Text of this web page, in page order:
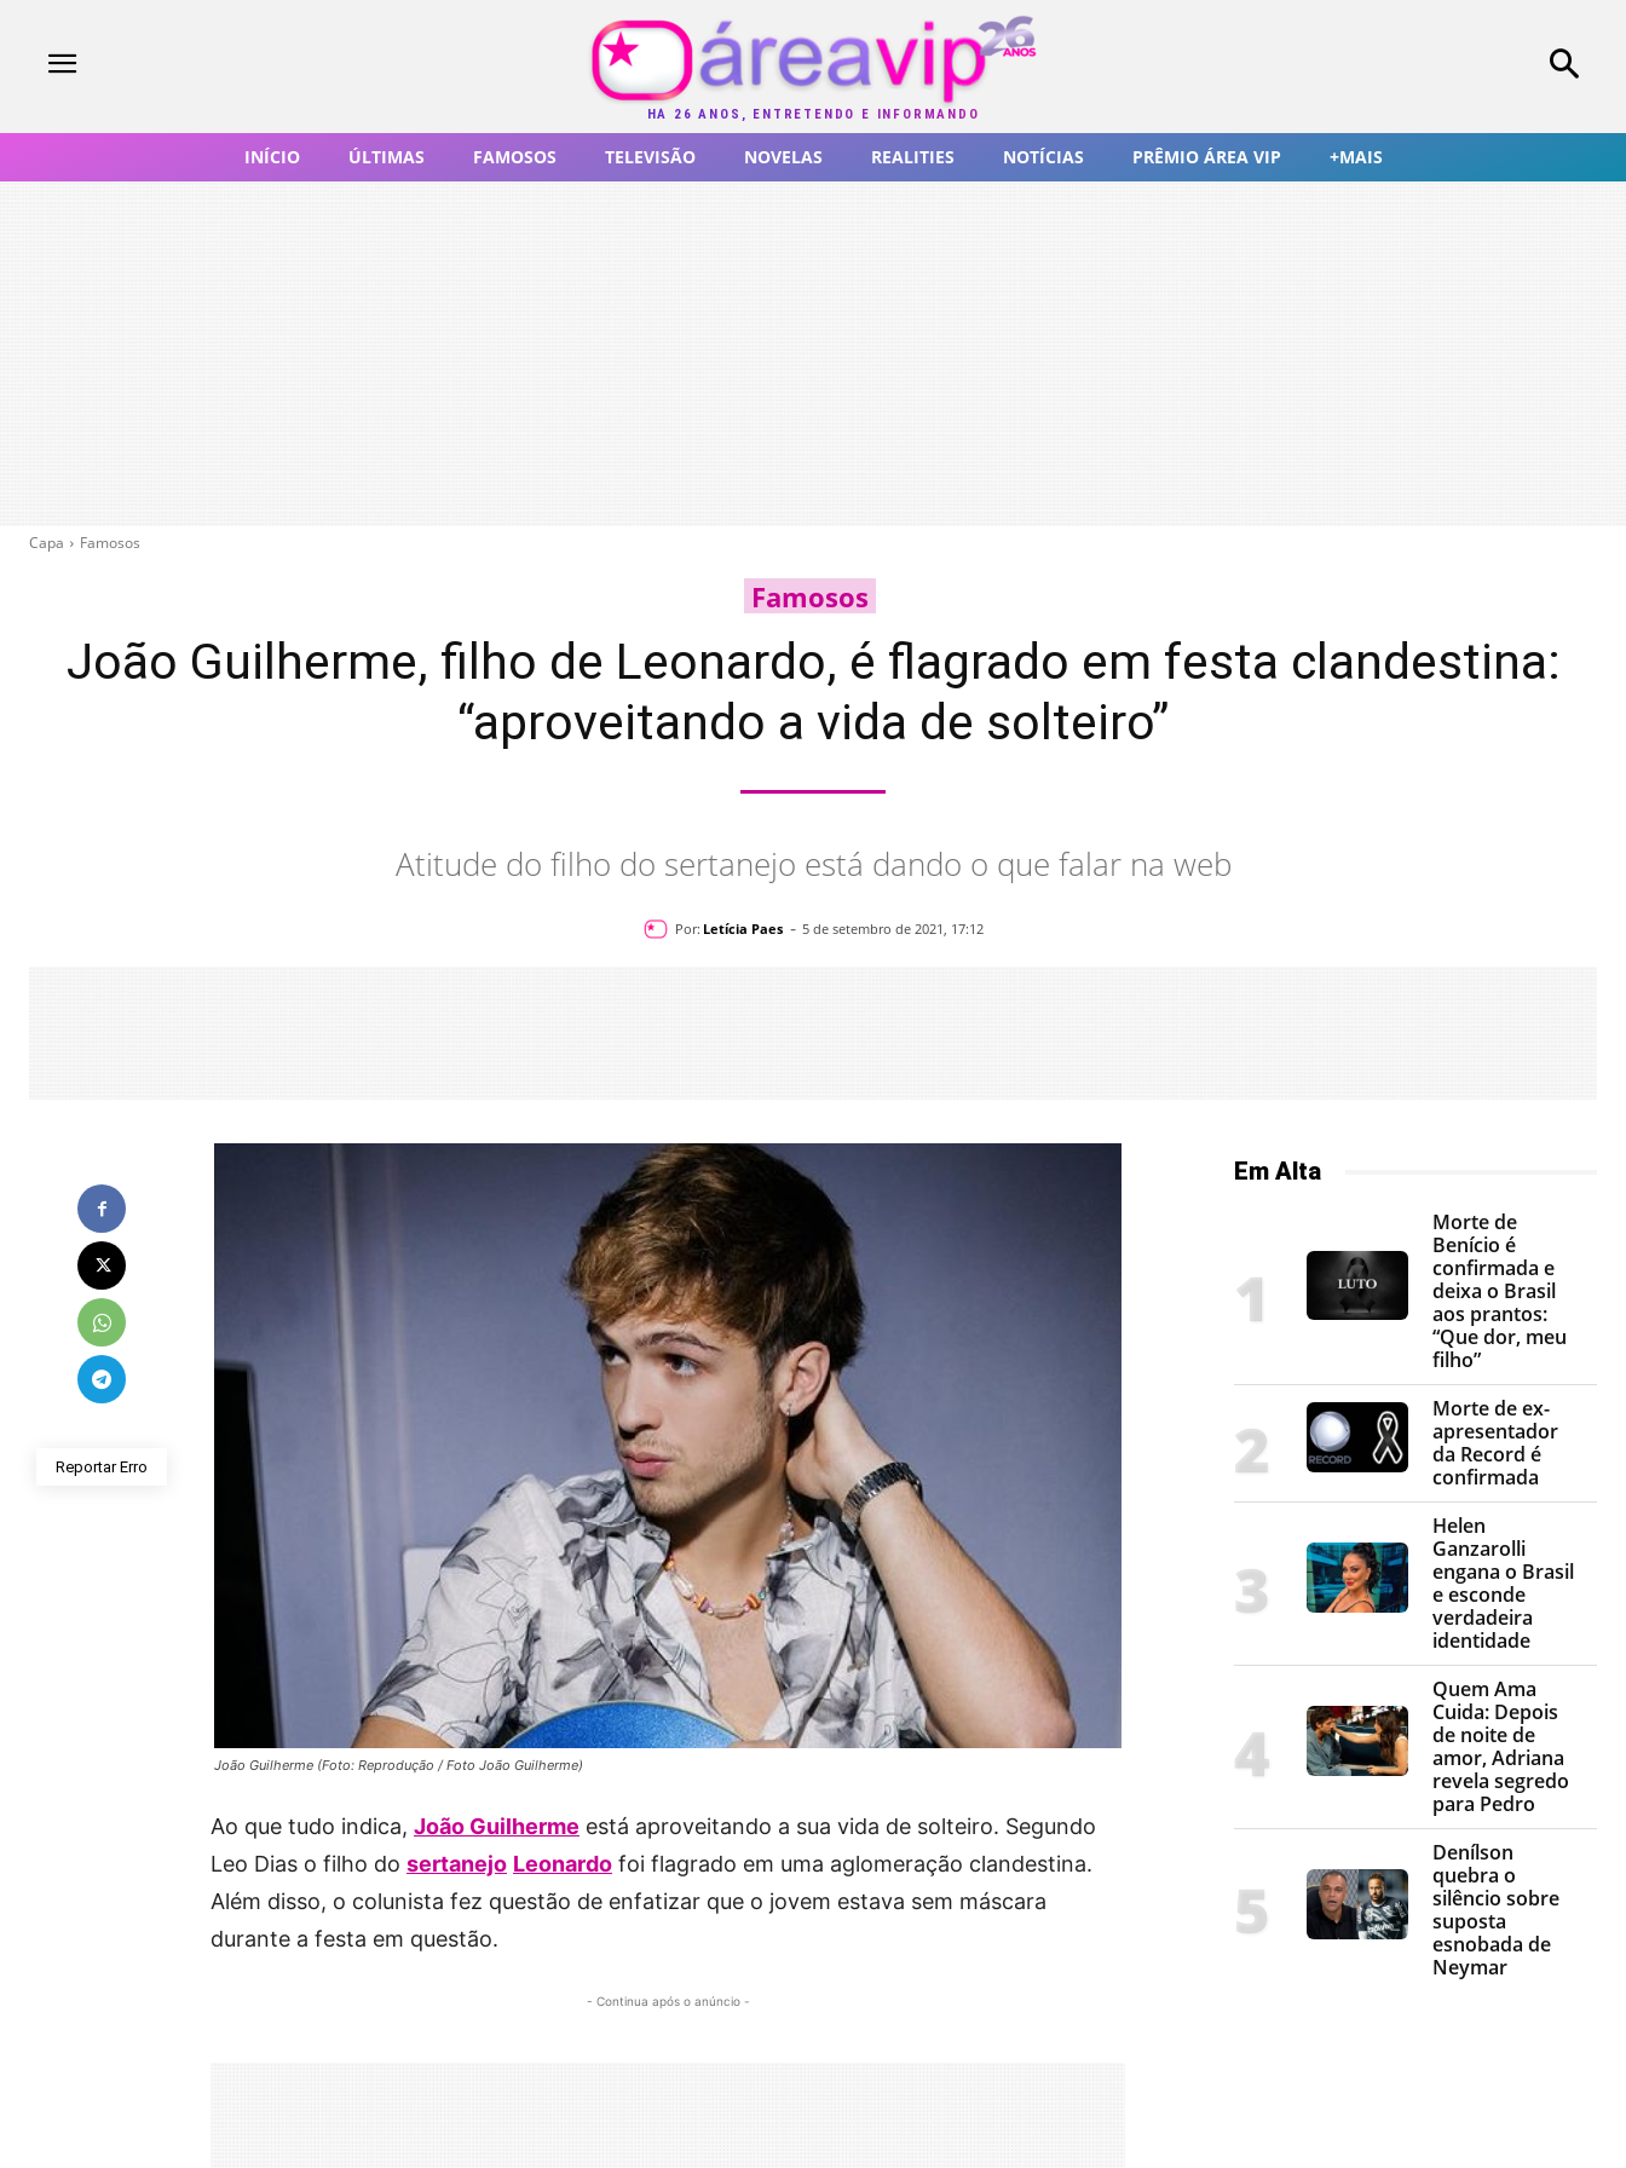
HÁ 26 ANOS, ENTRETENDO E INFORMANDO
INÍCIO ÚLTIMAS FAMOSOS TELEVISÃO NOVELAS REALITIES NOTÍCIAS PRÊMIO ÁREA VIP +MAIS
Capa Famosos
Famosos
João Guilherme, filho de Leonardo, é flagrado em festa clandestina:
“aproveitando a vida de solteiro”
Atitude do filho do sertanejo está dando o que falar na web
Por: Letícia Paes - 5 de setembro de 2021, 17:12
Reportar Erro
João Guilherme (Foto: Reprodução / Foto João Guilherme)
Ao que tudo indica, João Guilherme está aproveitando a sua vida de solteiro. Segundo
Leo Dias o filho do sertanejo Leonardo foi flagrado em uma aglomeração clandestina.
Além disso, o colunista fez questão de enfatizar que o jovem estava sem máscara
durante a festa em questão.
- Continua após o anúncio -
Em Alta
Morte de
Benício é
confirmada e
deixa o Brasil
aos prantos:
“Que dor, meu
filho”
Morte de ex-
apresentador
da Record é
confirmada
Helen
Ganzarolli
engana o Brasil
e esconde
verdadeira
identidade
Quem Ama
Cuida: Depois
de noite de
amor, Adriana
revela segredo
para Pedro
Denílson
quebra o
silêncio sobre
suposta
esnobada de
Neymar